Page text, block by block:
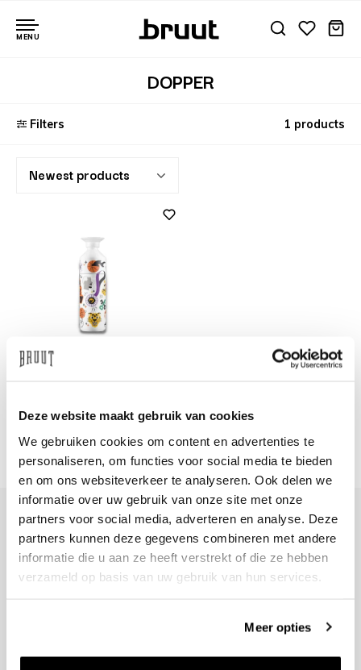
Deze website maakt gebruik van cookies
We gebruiken cookies om content en advertenties te
personaliseren, om functies voor social media te bieden
en om ons websiteverkeer te analyseren. Ook delen we
informatie over uw gebruik van onze site met onze
partners voor social media, adverteren en analyse. Deze
partners kunnen deze gegevens combineren met andere
informatie die u aan ze heeft verstrekt of die ze hebben
verzameld op basis van uw gebruik van hun services.
Meer opties
MENU
DOPPER
Filters 1 products
Newest products
€50
+31 23 205 2006